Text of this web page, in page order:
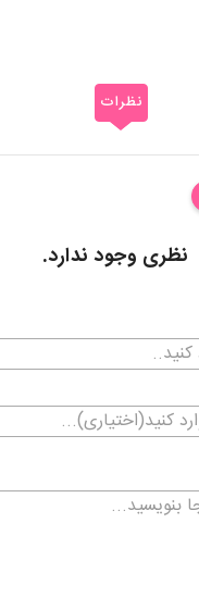
نظرات
نظری وجود ندارد.